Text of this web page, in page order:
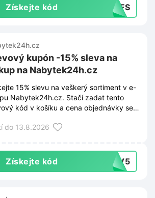
Získejte kód 54FS
kupón -15% sleva na
na Nabytek24h.cz
15% slevu na veškerý sortiment v e-
Nabytek24h.cz. Stačí zadat tento
kód v košíku a cena objednávky se
do 13.8.2026
Získejte kód 5RV5